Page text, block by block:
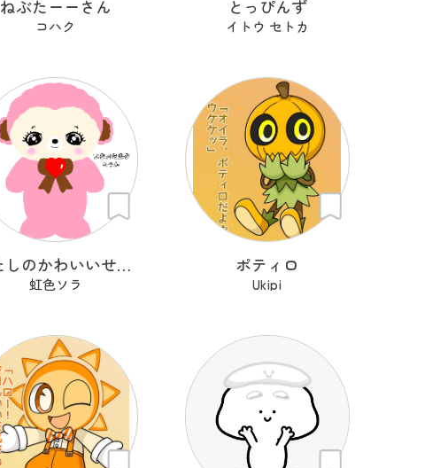
ねぶたーーさん
コハク
とっぴんず
イトウ セトカ
わたしのかわいいせかい
虹色ソラ
ポティロ
Ukipi